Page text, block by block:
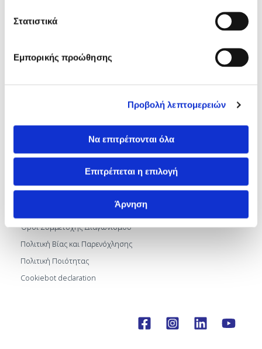
Στατιστικά
Εμπορικής προώθησης
Προβολή λεπτομερειών
Να επιτρέπονται όλα
Επιτρέπεται η επιλογή
Άρνηση
Επικοινωνία
Μαρίας Κάλλας 11 & Γραβιάς 2 546 45, Θεσσαλονίκη
Όροι και Πολιτικές
Προστασία Προσωπικών Δεδομένων
Ποιότητα και Ασφάλεια
Πολιτική Cookies
Όροι Συμμετοχής Διαγωνισμού
Πολιτική Βίας και Παρενόχλησης
Πολιτική Ποιότητας
Cookiebot declaration